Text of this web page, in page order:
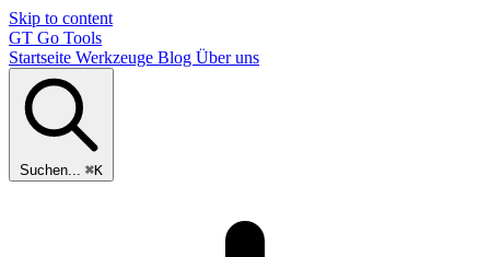
Skip to content
GT Go Tools
Startseite Werkzeuge Blog Über uns
Suchen... ⌘K